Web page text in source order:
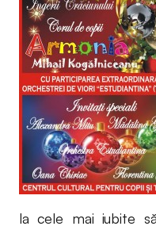
la cele mai iubite